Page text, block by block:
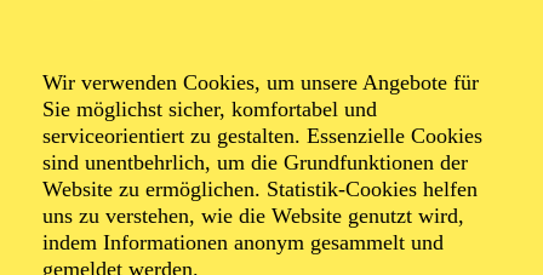
Wir verwenden Cookies, um unsere Angebote für
Sie möglichst sicher, komfortabel und
serviceorientiert zu gestalten. Essenzielle Cookies
sind unentbehrlich, um die Grundfunktionen der
Website zu ermöglichen. Statistik-Cookies helfen
uns zu verstehen, wie die Website genutzt wird,
indem Informationen anonym gesammelt und
gemeldet werden.
Orchester
Elgar Cellokonzert
London